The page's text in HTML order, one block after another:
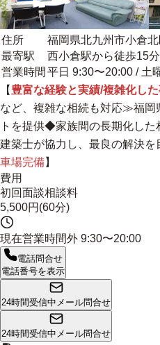
住所
福岡県北九州市小倉
最寄駅
西小倉駅から徒歩15分
営業時間 平日 9:30〜20:00 / 土
【 豊富な経験と実績/複雑化し
など、複雑な相続も対応≫福岡
トを提供◆家族間の長期化し
建築士が協力し、最良の解決を
車場完備】
費用
初回面談相談料
5,500円(60分)
現在営業時間外 9:30〜20:00
電話問合せ
電話番号を表示
24時間受信中 メール問合せ
24時間受信中 メール問合せ